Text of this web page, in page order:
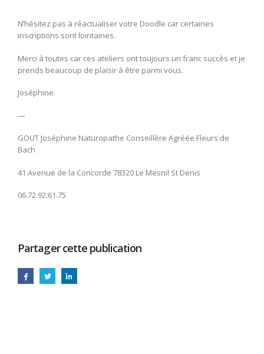
N’hésitez pas à réactualiser votre Doodle car certaines
inscriptions sont lointaines.
Merci à toutes car ces ateliers ont toujours un franc succès et je
prends beaucoup de plaisir à être parmi vous.
Joséphine.
—
GOUT Joséphine Naturopathe Conseillère Agréée Fleurs de
Bach
41 Avenue de la Concorde 78320 Le Mesnil St Denis
06.72.92.61.75
Partager cette publication